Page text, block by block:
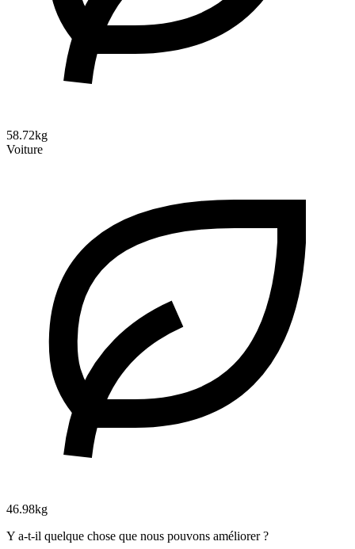
58.72kg
Voiture
46.98kg
Y a-t-il quelque chose que nous pouvons améliorer ?